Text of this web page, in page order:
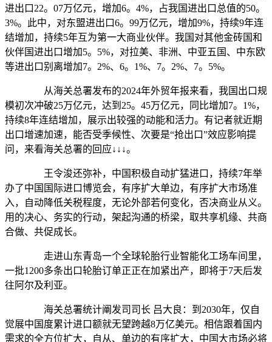
进出口22。07万亿元，增加6。4%，占我国进出口总值的50。
3%。此中，对东盟进出口6。99万亿元，增加9%，持续9年连
结增加，持续5年互为第一大商业伙伴。我国对其他金砖国和
伙伴国进出口增加5。5%，对拉美、非洲、中亚五国、中东欧
等进出口别离增加7。2%、6。1%、7。2%、7。5%。
从海关总署发布的2024年外贸年报来看，我国出口规
模初次冲破25万亿元，达到25。45万亿元，同比增加7。1%，
持续8年连结增加，展示出较强的动能和活力。有记者就近期
出口增速加速，能否受季候性、次要是“抢出口”效应影响提
问，来看海关总署的回应↓↓↓。
王令浚还弥补，中国积极自动扩猛进口，持续7年举
办了中国国际进口博览会，有序扩大单边，有序扩大市场准
入，自动降低关税程度，无论外部若何变化，否决商业从义。
用的决心、务实的行动，架起沟通的桥梁，取共享机缘、共商
合做、共促成长。
走进山东青岛一个全球轮胎行业智能化工场车间里，
一批1200多条出口轮胎订单正正在加紧出产，即将于7天后发
往阿尔及利亚。
海关总署统计阐发司司长 吕大良：到2030年，仅自
觉展中国度累计进口额就无望跨越8万亿美元。相信跟着国内
需求的全方位扩大，自从、单边的有序扩大，中国大市场必将